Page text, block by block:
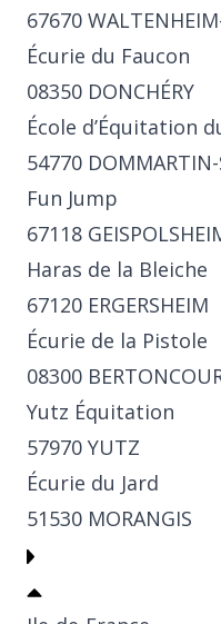
67670
Écurie du Faucon
08350 DONCHÉRY
École d’Équitation
54770
Fun Jump
67118
Haras de la Bleiche
67120 ERGERSHEIM
Écurie de la Pistole
08300
Yutz Équitation
57970 YUTZ
Écurie du Jard
51530 MORANGIS